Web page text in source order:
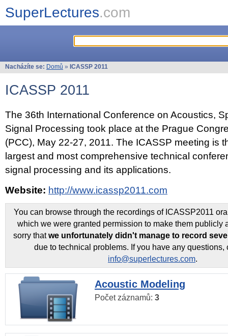
SuperLectures.com
Nacházíte se: Domů » ICASSP 2011
ICASSP 2011
The 36th International Conference on Acoustics,
Signal Processing took place at the Prague
(PCC), May 22-27, 2011. The ICASSP meeting is
largest and most comprehensive technical
signal processing and its applications.
Website: http://www.icassp2011.com
You can browse through the recordings of ICASSP2011
which we were granted permission to make them publicly
sorry thatwe unfortunately didn't manage to record
due to technical problems. If you have any questions,
info@superlectures.com.
Acoustic Modeling
Počet záznamů: 3